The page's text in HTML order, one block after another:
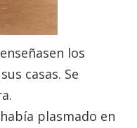
los
casas. Se
plasmado en